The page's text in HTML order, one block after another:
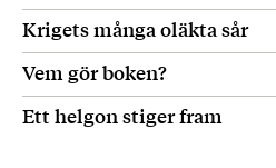
Krigets många oläkta sår
Vem gör boken?
Ett helgon stiger fram